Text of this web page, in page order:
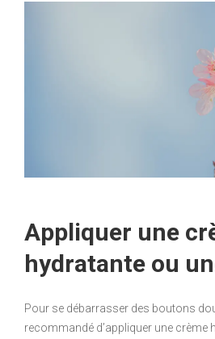
Appliquer une
hydratante ou
Pour se débarrasser des boutons
recommandé d’appliquer une crème